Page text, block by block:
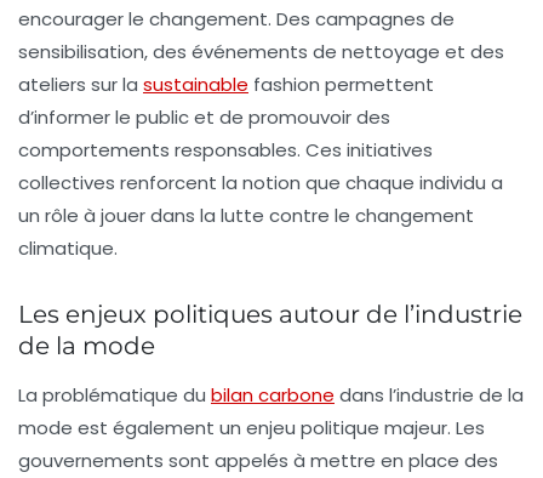
encourager le changement. Des campagnes de
sensibilisation, des événements de nettoyage et des
ateliers sur la sustainable fashion permettent
d’informer le public et de promouvoir des
comportements responsables. Ces initiatives
collectives renforcent la notion que chaque individu a
un rôle à jouer dans la lutte contre le changement
climatique.
Les enjeux politiques autour de l’industrie
de la mode
La problématique du bilan carbone dans l’industrie de la
mode est également un enjeu politique majeur. Les
gouvernements sont appelés à mettre en place des